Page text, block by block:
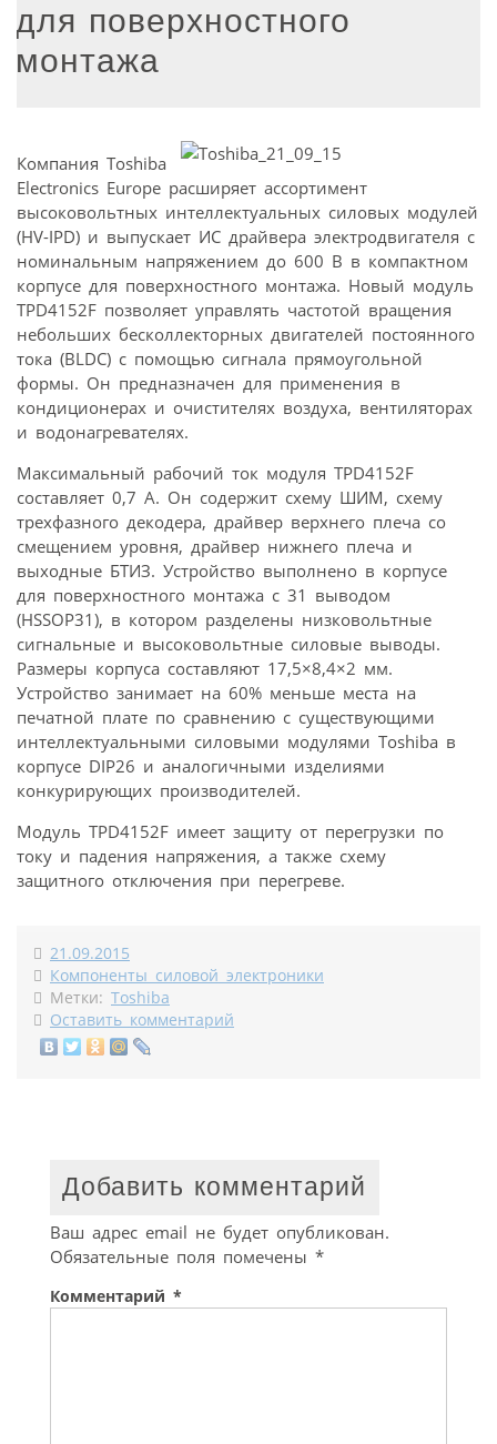
для поверхностного
монтажа
Компания Toshiba
Electronics Europe расширяет ассортимент
высоковольтных интеллектуальных силовых модулей
(HV-IPD) и выпускает ИС драйвера электродвигателя с
номинальным напряжением до 600 В в компактном
корпусе для поверхностного монтажа. Новый модуль
TPD4152F позволяет управлять частотой вращения
небольших бесколлекторных двигателей постоянного
тока (BLDC) с помощью сигнала прямоугольной
формы. Он предназначен для применения в
кондиционерах и очистителях воздуха, вентиляторах
и водонагревателях.
Максимальный рабочий ток модуля TPD4152F
составляет 0,7 А. Он содержит схему ШИМ, схему
трехфазного декодера, драйвер верхнего плеча со
смещением уровня, драйвер нижнего плеча и
выходные БТИЗ. Устройство выполнено в корпусе
для поверхностного монтажа с 31 выводом
(HSSOP31), в котором разделены низковольтные
сигнальные и высоковольтные силовые выводы.
Размеры корпуса составляют 17,5×8,4×2 мм.
Устройство занимает на 60% меньше места на
печатной плате по сравнению с существующими
интеллектуальными силовыми модулями Toshiba в
корпусе DIP26 и аналогичными изделиями
конкурирующих производителей.
Модуль TPD4152F имеет защиту от перегрузки по
току и падения напряжения, а также схему
защитного отключения при перегреве.
21.09.2015
Компоненты силовой электроники
Метки: Toshiba
Оставить комментарий
Добавить комментарий
Ваш адрес email не будет опубликован.
Обязательные поля помечены *
Комментарий *